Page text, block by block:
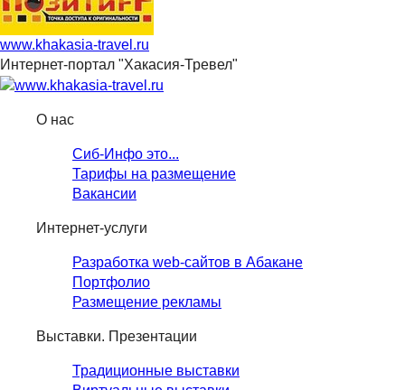
www.khakasia-travel.ru
Интернет-портал "Хакасия-Тревел"
О нас
Сиб-Инфо это...
Тарифы на размещение
Вакансии
Интернет-услуги
Разработка web-сайтов в Абакане
Портфолио
Размещение рекламы
Выставки. Презентации
Традиционные выставки